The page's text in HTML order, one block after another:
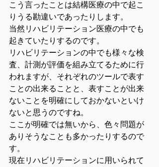
こう言ったことは結構医療の中で起こ
りうる勘違いであったりします。
当然リハビリテーション医療の中でも
起きていたりするのです。
リハビリテーションの中でも様々な検
査、計測が評価を組み立てるために行
われますが、それぞれのツールで表す
ことの出来ることと、表すことが出来
ないことを明確にしておかないといけ
ないと思うのですね。
ここが明確では無いから、色々問題が
ありそうなことも多かったりするので
す。
現在リハビリテーションに用いられて